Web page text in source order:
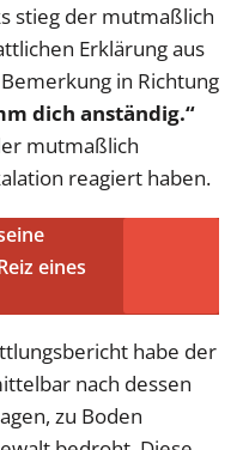
stieg der mutmaßlich
Erklärung aus
in Richtung
dich anständig.“
mutmaßlich
reagiert haben.
eines
habe der
nach dessen
zu Boden